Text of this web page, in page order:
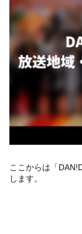
ここからは「
します。